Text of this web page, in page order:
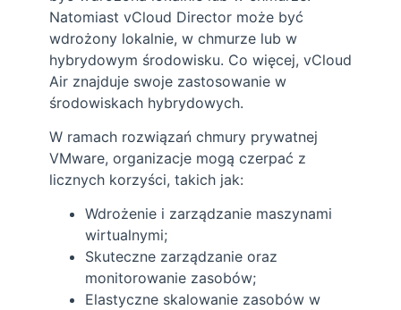
Natomiast vCloud Director może być
wdrożony lokalnie, w chmurze lub w
hybrydowym środowisku. Co więcej, vCloud
Air znajduje swoje zastosowanie w
środowiskach hybrydowych.
W ramach rozwiązań chmury prywatnej
VMware, organizacje mogą czerpać z
licznych korzyści, takich jak:
Wdrożenie i zarządzanie maszynami
wirtualnymi;
Skuteczne zarządzanie oraz
monitorowanie zasobów;
Elastyczne skalowanie zasobów w